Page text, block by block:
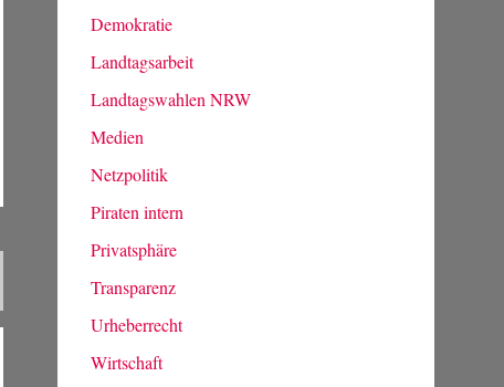
Demokratie
Landtagsarbeit
Landtagswahlen NRW
Medien
Netzpolitik
Piraten intern
Privatsphäre
Transparenz
Urheberrecht
Wirtschaft